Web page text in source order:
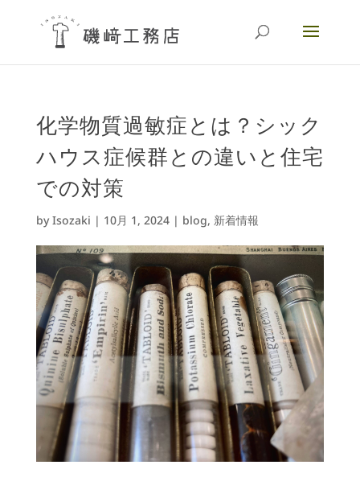
化学物質過敏症とは？シック
ハウス症候群との違いと住宅
での対策
byIsozaki | 10月 1, 2024| blog, 新着情報